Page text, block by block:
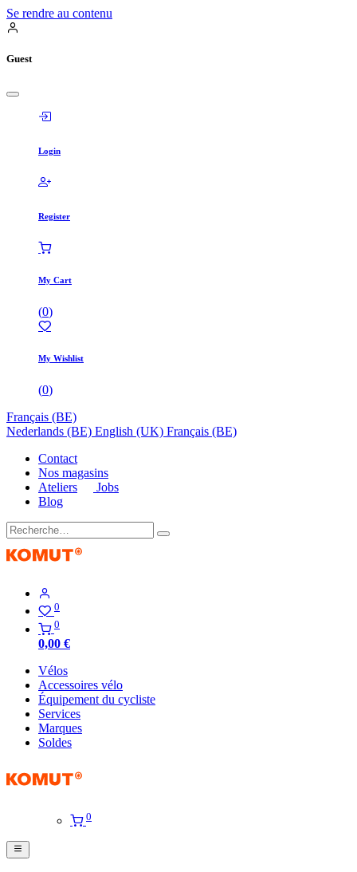
Se rendre au contenu
Guest
Login
Register
My Cart
(0)
My Wishlist
(0)
Français (BE)
Nederlands (BE) English (UK) Français (BE)
Contact
Nos magasins
Ateliers
Jobs
Blog
0
0
0,00 €
Vélos
Accessoires vélo
Équipement du cycliste
Services
Marques
Soldes
0